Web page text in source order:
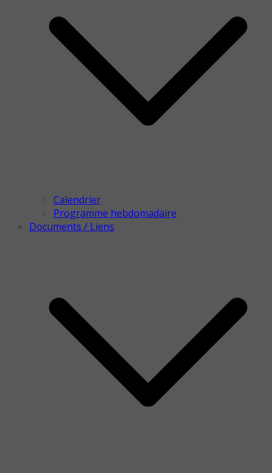
Calendrier
Programme hebdomadaire
Documents / Liens